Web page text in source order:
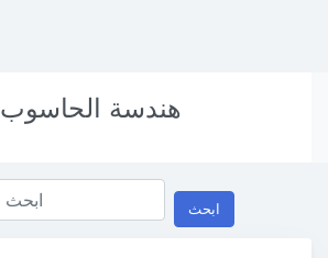
هندسة الحاسوب
ابحث